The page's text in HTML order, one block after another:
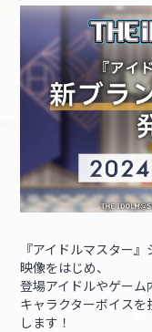
『アイドルマスター
映像をはじめ、
登場アイドルやゲーム
キャラクターボイス
します！